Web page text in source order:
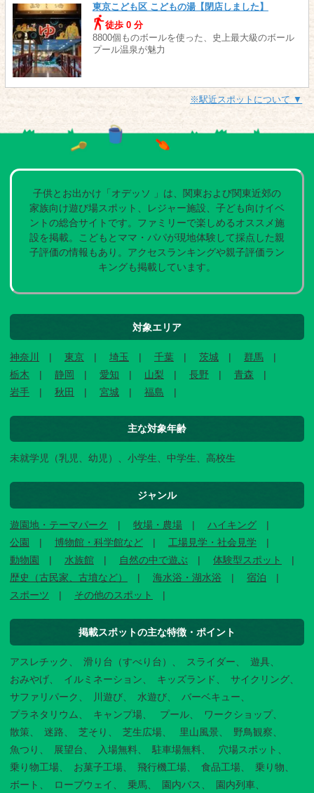
東京こども区 こどもの湯【閉店しました】
徒歩 0 分
8800個ものボールを使った、史上最大級のボール
プール温泉が魅力
※駅近スポットについて ▼
子供とお出かけ「オデッソ 」は、関東および関東近郊の
家族向け遊び場スポット、レジャー施設、子ども向けイベ
ントの総合サイトです。ファミリーで楽しめるオススメ施
設を掲載。こどもとママ・パパが現地体験して採点した親
子評価の情報もあり。アクセスランキングや親子評価ラン
キングも掲載しています。
対象エリア
神奈川 東京 埼玉 千葉 茨城
群馬
栃木
静岡 愛知 山梨 長野
青森
岩手
秋田 宮城 福島
主な対象年齢
未就学児（乳児、幼児）、小学生、中学生、高校生
ジャンル
遊園地・テーマパーク 牧場・農場
ハイキング
公園
博物館・科学館など
工場見学・社会見学
動物園
水族館 自然の中で遊ぶ
体験型スポット
歴史（古民家、古墳など）
海水浴・湖水浴
宿泊
スポーツ
その他のスポット
掲載スポットの主な特徴・ポイント
アスレチック 滑り台（すべり台） スライダー
遊具
おみやげ
イルミネーション キッズランド
サイクリング
サファリパーク
川遊び 水遊び
バーベキュー
プラネタリウム
キャンプ場 プール
ワークショップ
散策
迷路 芝そり 芝生広場 里山風景
野鳥観察
魚つり
展望台 入場無料 駐車場無料
穴場スポット
乗り物工場
お菓子工場 飛行機工場 食品工場
乗り物
ボート
ロープウェイ 乗馬 園内バス 園内列車